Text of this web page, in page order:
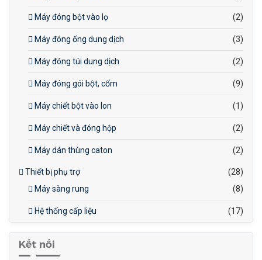
Máy đóng bột vào lọ (2)
Máy đóng ống dung dịch (3)
Máy đóng túi dung dịch (2)
Máy đóng gói bột, cốm (9)
Máy chiết bột vào lon (1)
Máy chiết và đóng hộp (2)
Máy dán thùng caton (2)
Thiết bị phụ trợ
(28)
Máy sàng rung
(8)
Hệ thống cấp liệu (17)
Kết nối